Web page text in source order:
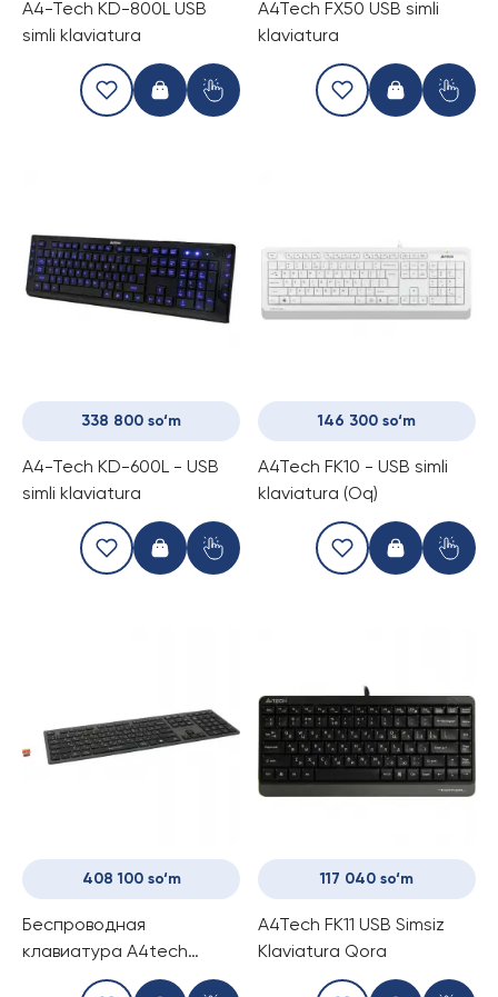
A4-Tech KD-800L USB
simli klaviatura
A4Tech FX50 USB simli
klaviatura
338 800 so‘m
A4-Tech KD-600L - USB
simli klaviatura
146 300 so‘m
A4Tech FK10 - USB simli
klaviatura (Oq)
408 100 so‘m
Беспроводная
клавиатура A4tech
FBX50C Grey
117 040 so‘m
A4Tech FK11 USB Simsiz
Klaviatura Qora